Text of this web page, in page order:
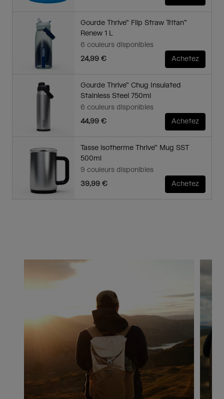
Gourde Thrive™ Flip Straw Tritan™
Renew 1 L
6 couleurs disponibles
24,99 €
Achetez
Gourde Thrive™ Chug Insulated
Stainless Steel 750ml
6 couleurs disponibles
44,99 €
Achetez
Tasse isotherme Thrive™ Mug SST
500ml
9 couleurs disponibles
39,99 €
Achetez